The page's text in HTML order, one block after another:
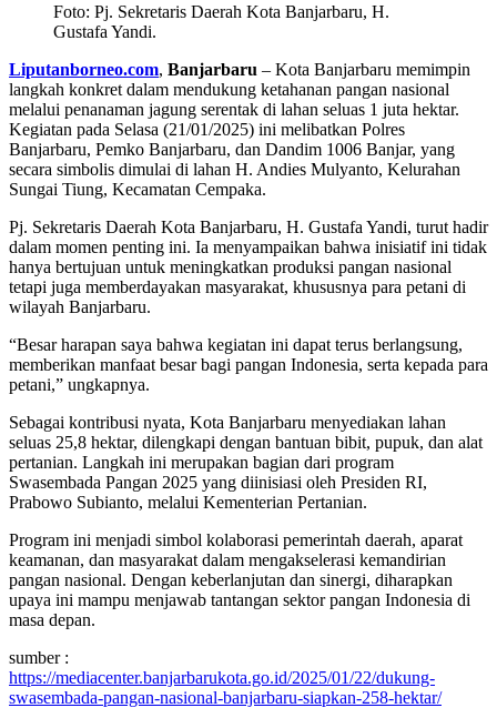
Foto: Pj. Sekretaris Daerah Kota Banjarbaru, H.
Gustafa Yandi.
Liputanborneo.com, Banjarbaru – Kota Banjarbaru memimpin
langkah konkret dalam mendukung ketahanan pangan nasional
melalui penanaman jagung serentak di lahan seluas 1 juta hektar.
Kegiatan pada Selasa (21/01/2025) ini melibatkan Polres
Banjarbaru, Pemko Banjarbaru, dan Dandim 1006 Banjar, yang
secara simbolis dimulai di lahan H. Andies Mulyanto, Kelurahan
Sungai Tiung, Kecamatan Cempaka.
Pj. Sekretaris Daerah Kota Banjarbaru, H. Gustafa Yandi, turut hadir
dalam momen penting ini. Ia menyampaikan bahwa inisiatif ini tidak
hanya bertujuan untuk meningkatkan produksi pangan nasional
tetapi juga memberdayakan masyarakat, khususnya para petani di
wilayah Banjarbaru.
“Besar harapan saya bahwa kegiatan ini dapat terus berlangsung,
memberikan manfaat besar bagi pangan Indonesia, serta kepada para
petani,” ungkapnya.
Sebagai kontribusi nyata, Kota Banjarbaru menyediakan lahan
seluas 25,8 hektar, dilengkapi dengan bantuan bibit, pupuk, dan alat
pertanian. Langkah ini merupakan bagian dari program
Swasembada Pangan 2025 yang diinisiasi oleh Presiden RI,
Prabowo Subianto, melalui Kementerian Pertanian.
Program ini menjadi simbol kolaborasi pemerintah daerah, aparat
keamanan, dan masyarakat dalam mengakselerasi kemandirian
pangan nasional. Dengan keberlanjutan dan sinergi, diharapkan
upaya ini mampu menjawab tantangan sektor pangan Indonesia di
masa depan.
sumber :
https://mediacenter.banjarbarukota.go.id/2025/01/22/dukung-
swasembada-pangan-nasional-banjarbaru-siapkan-258-hektar/